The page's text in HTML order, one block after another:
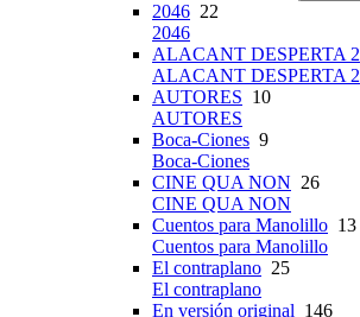
2046 22
2046
ALACANT DESPERTA 2
ALACANT DESPERTA 2
AUTORES 10
AUTORES
Boca-Ciones 9
Boca-Ciones
CINE QUA NON 26
CINE QUA NON
Cuentos para Manolillo 13
Cuentos para Manolillo
El contraplano 25
El contraplano
En versión original 146